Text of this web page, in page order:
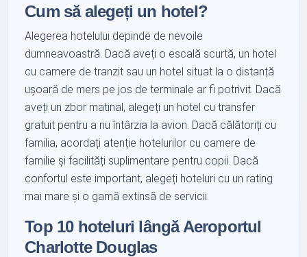
Cum să alegeți un hotel?
Alegerea hotelului depinde de nevoile
dumneavoastră. Dacă aveți o escală scurtă, un hotel
cu camere de tranzit sau un hotel situat la o distanță
ușoară de mers pe jos de terminale ar fi potrivit. Dacă
aveți un zbor matinal, alegeți un hotel cu transfer
gratuit pentru a nu întârzia la avion. Dacă călătoriți cu
familia, acordați atenție hotelurilor cu camere de
familie și facilități suplimentare pentru copii. Dacă
confortul este important, alegeți hoteluri cu un rating
mai mare și o gamă extinsă de servicii.
Top 10 hoteluri lângă Aeroportul
Charlotte Douglas